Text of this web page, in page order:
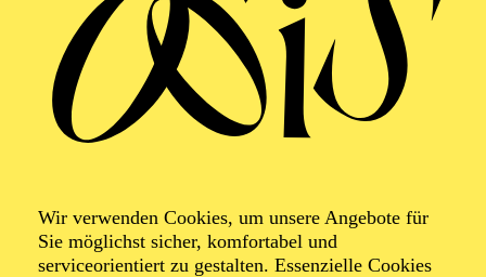
Wir verwenden Cookies, um unsere Angebote für
Sie möglichst sicher, komfortabel und
serviceorientiert zu gestalten. Essenzielle Cookies
Zar und
Zimmermann